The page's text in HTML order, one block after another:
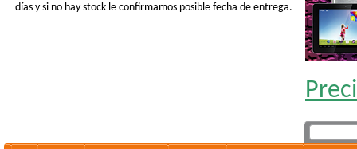
días y si no hay stock le confirmamos posible fecha de entrega.